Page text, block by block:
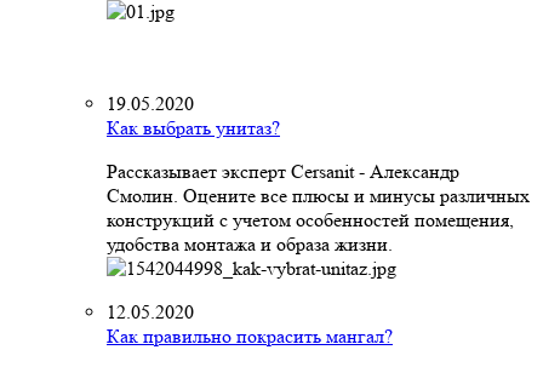
19.05.2020
Как выбрать унитаз?
Рассказывает эксперт Cersanit - Александр
Смолин. Оцените все плюсы и минусы различных
конструкций с учетом особенностей помещения,
удобства монтажа и образа жизни.
12.05.2020
Как правильно покрасить мангал?